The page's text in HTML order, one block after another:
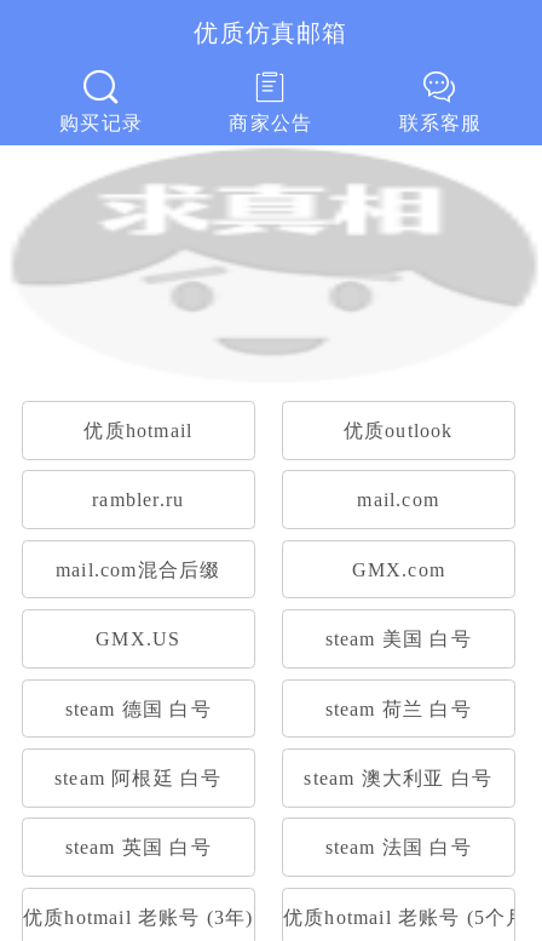
优质仿真邮箱
购买记录 商家公告 联系客服
优质hotmail 优质outlook
rambler.ru mail.com
mail.com混合后缀 GMX.com
GMX.US steam 美国 白号
steam 德国 白号 steam 荷兰 白号
steam 阿根廷 白号 steam 澳大利亚 白号
steam 英国 白号 steam 法国 白号
优质hotmail 老账号 (3年) 优质hotmail 老账号 (5个月)